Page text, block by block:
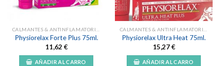
Physiorelax Forte Plus 75ml.
11,62 €
AÑADIR AL CARRO
Physiorelax Ultra Heat 75ml.
15,27€
AÑADIR AL CARRO